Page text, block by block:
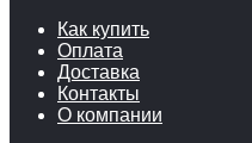
Как купить
Оплата
Доставка
Контакты
О компании